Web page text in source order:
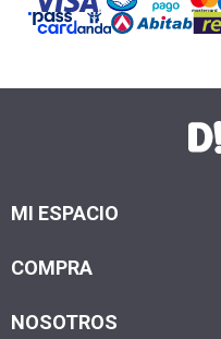
MI ESPACIO
COMPRA
NOSOTROS